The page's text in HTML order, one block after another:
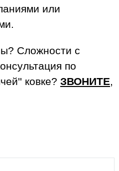
или
Сложности с
по
ковке? ЗВОНИТЕ,